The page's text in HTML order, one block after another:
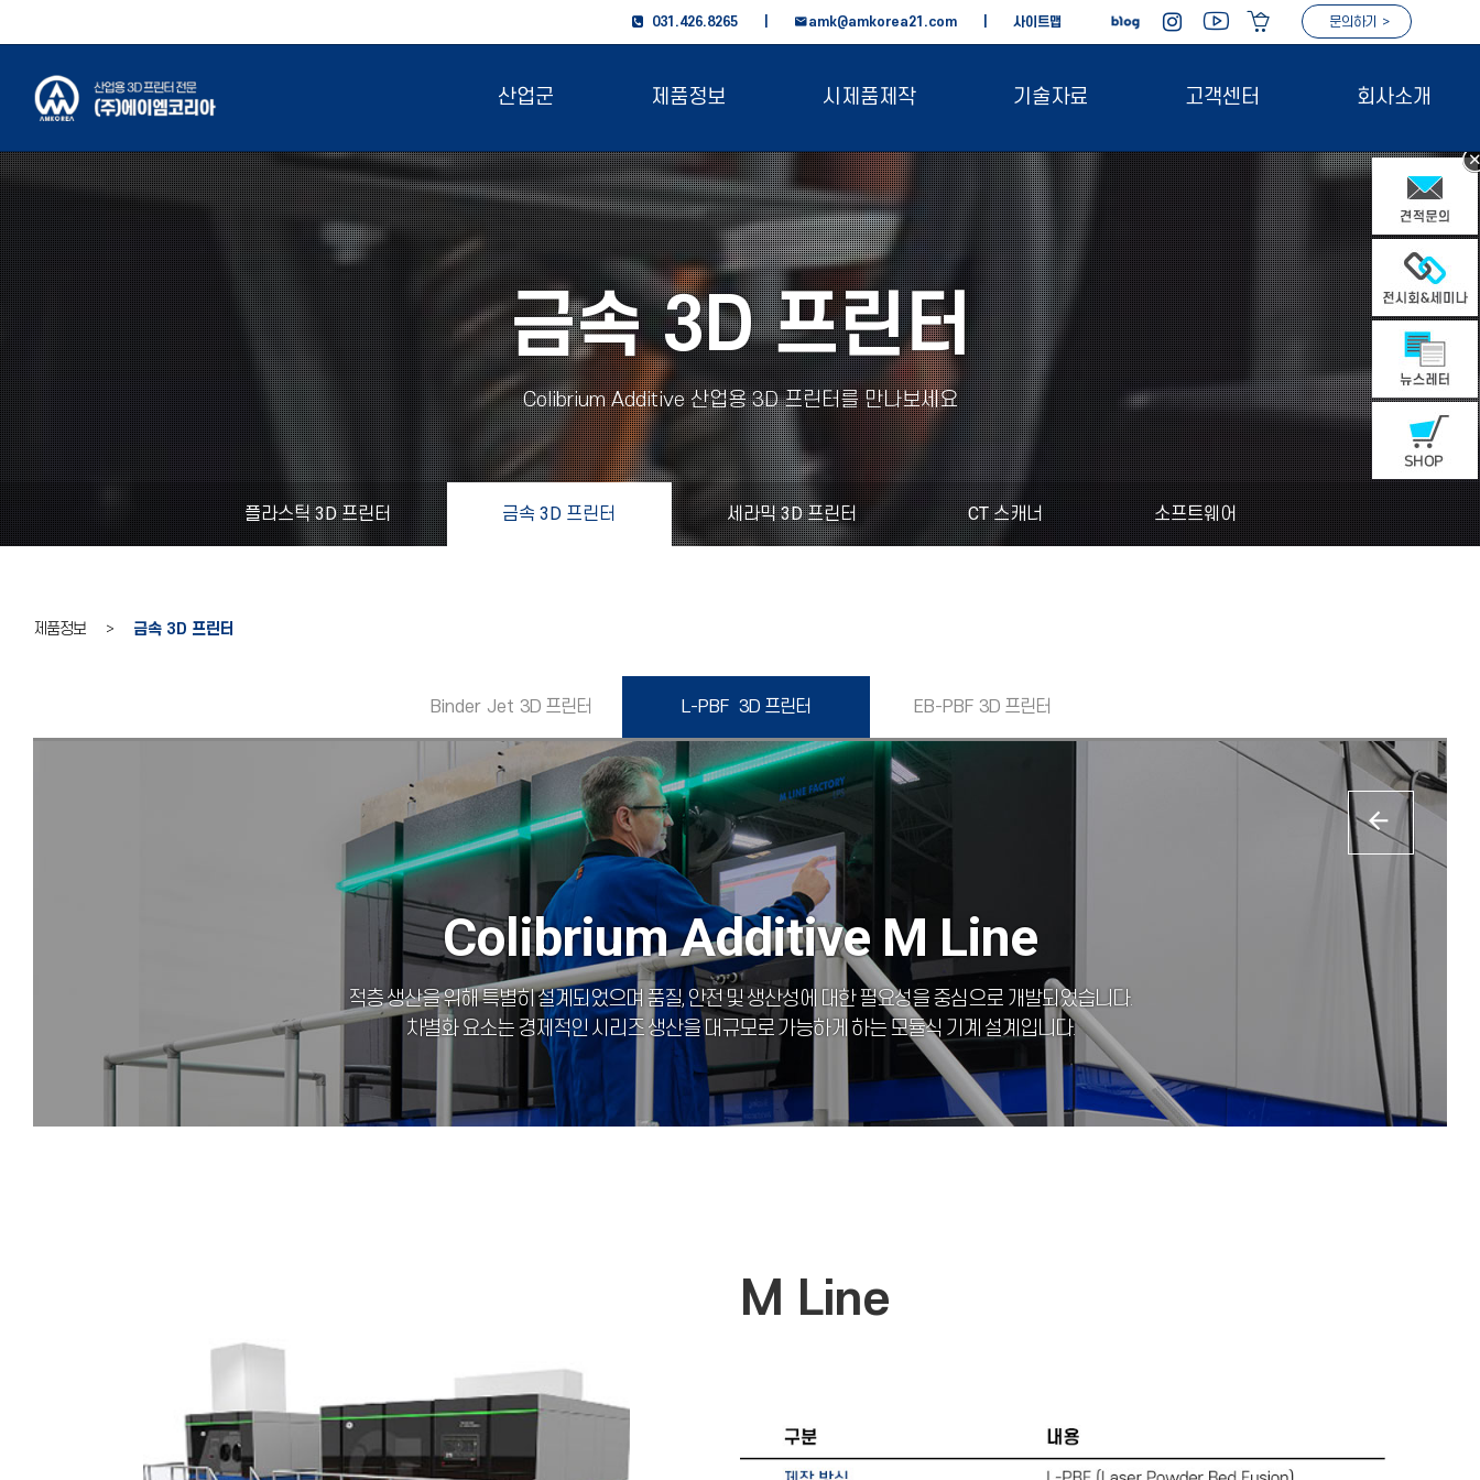
031.426.8265 | amk@amkorea21.com 사이트맵 문의하기 >
산업군 제품정보 시제품제작 기술자료 고객센터 회사소개
금속 3D 프린터
Colibrium Additive 산업용 3D 프린터를 만나보세요
플라스틱 3D 프린터 금속 3D 프린터 세라믹 3D 프린터 CT 스캐너 소프트웨어
제품정보 > 금속 3D 프린터
Binder Jet 3D 프린터 L-PBF 3D 프린터 EB-PBF 3D 프린터
Colibrium Additive M Line
적층 생산을 위해 특별히 설계되었으며 품질, 안전 및 생산성에 대한 필요성을 중심으로 개발되었습니다.
차별화 요소는 경제적인 시리즈 생산을 대규모로 가능하게 하는 모듈식 기계 설계입니다.
M Line